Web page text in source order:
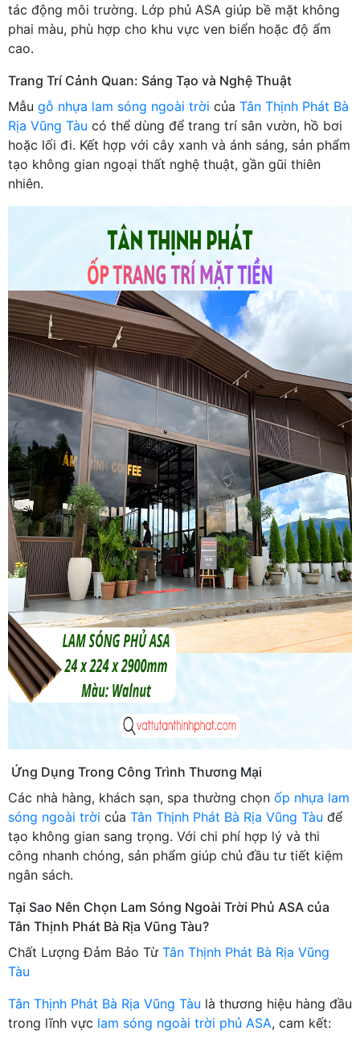
tác động môi trường. Lớp phủ ASA giúp bề mặt không
phai màu, phù hợp cho khu vực ven biển hoặc độ ẩm
cao.
Trang Trí Cảnh Quan: Sáng Tạo và Nghệ Thuật
Mẫu gỗ nhựa lam sóng ngoài trời của Tân Thịnh Phát Bà
Rịa Vũng Tàu có thể dùng để trang trí sân vườn, hồ bơi
hoặc lối đi. Kết hợp với cây xanh và ánh sáng, sản phẩm
tạo không gian ngoại thất nghệ thuật, gần gũi thiên
nhiên.
Ứng Dụng Trong Công Trình Thương Mại
Các nhà hàng, khách sạn, spa thường chọn ốp nhựa lam
sóng ngoài trời của Tân Thịnh Phát Bà Rịa Vũng Tàu để
tạo không gian sang trọng. Với chi phí hợp lý và thi
công nhanh chóng, sản phẩm giúp chủ đầu tư tiết kiệm
ngân sách.
Tại Sao Nên Chọn Lam Sóng Ngoài Trời Phủ ASA của
Tân Thịnh Phát Bà Rịa Vũng Tàu?
Chất Lượng Đảm Bảo Từ Tân Thịnh Phát Bà Rịa Vũng
Tàu
Tân Thịnh Phát Bà Rịa Vũng Tàu là thương hiệu hàng đầu
trong lĩnh vực lam sóng ngoài trời phủ ASA, cam kết: